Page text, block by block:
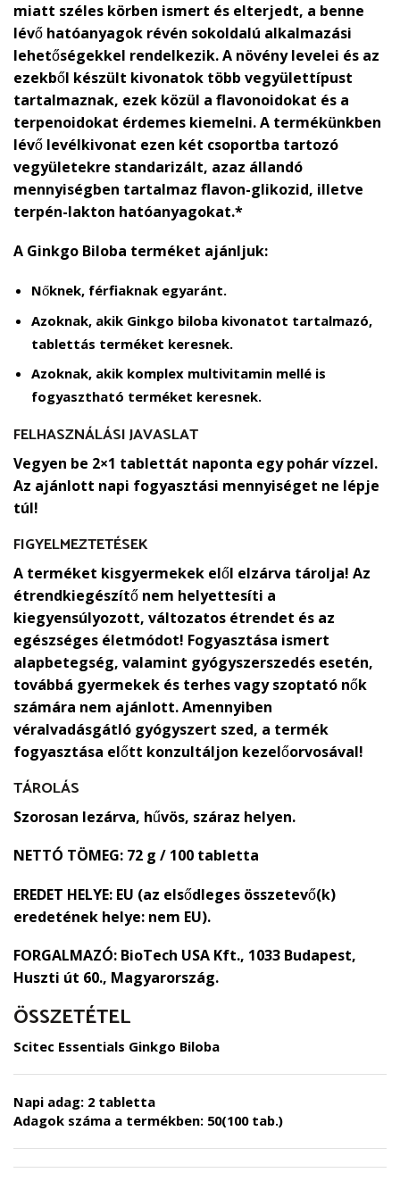
miatt széles körben ismert és elterjedt, a benne
lévő hatóanyagok révén sokoldalú alkalmazási
lehetőségekkel rendelkezik. A növény levelei és az
ezekből készült kivonatok több vegyülettípust
tartalmaznak, ezek közül a flavonoidokat és a
terpenoidokat érdemes kiemelni. A termékünkben
lévő levélkivonat ezen két csoportba tartozó
vegyületekre standarizált, azaz állandó
mennyiségben tartalmaz flavon-glikozid, illetve
terpén-lakton hatóanyagokat.*
A Ginkgo Biloba terméket ajánljuk:
Nőknek, férfiaknak egyaránt.
Azoknak, akik Ginkgo biloba kivonatot tartalmazó,
tablettás terméket keresnek.
Azoknak, akik komplex multivitamin mellé is
fogyasztható terméket keresnek.
FELHASZNÁLÁSI JAVASLAT
Vegyen be 2×1 tablettát naponta egy pohár vízzel.
Az ajánlott napi fogyasztási mennyiséget ne lépje
túl!
FIGYELMEZTETÉSEK
A terméket kisgyermekek elől elzárva tárolja! Az
étrendkiegészítő nem helyettesíti a
kiegyensúlyozott, változatos étrendet és az
egészséges életmódot! Fogyasztása ismert
alapbetegség, valamint gyógyszerszedés esetén,
továbbá gyermekek és terhes vagy szoptató nők
számára nem ajánlott. Amennyiben
véralvadásgátló gyógyszert szed, a termék
fogyasztása előtt konzultáljon kezelőorvosával!
TÁROLÁS
Szorosan lezárva, hűvös, száraz helyen.
NETTÓ TÖMEG: 72 g / 100 tabletta
EREDET HELYE: EU (az elsődleges összetevő(k)
eredetének helye: nem EU).
FORGALMAZÓ: BioTech USA Kft., 1033 Budapest,
Huszti út 60., Magyarország.
ÖSSZETÉTEL
Scitec Essentials Ginkgo Biloba
Napi adag: 2 tabletta
Adagok száma a termékben: 50(100 tab.)